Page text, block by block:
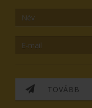
TOVÁBB